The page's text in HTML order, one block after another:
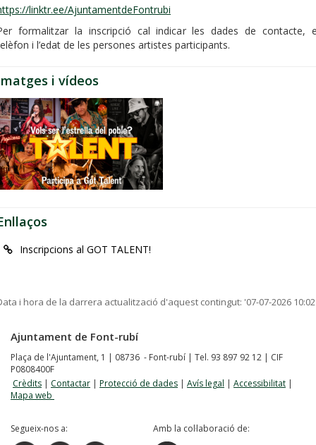
linktr.ee/AjuntamentdeFontrubi
formalitzar la inscripció cal indicar les dades de contacte,
i l’edat de les persones artistes participants.
i vídeos
Inscripcions al GOT TALENT!
i hora de la darrera actualització d'aquest contingut: '07-07-2026 10:02
Ajuntament de Font-rubí
Plaça de l'Ajuntament, 1 | 08736 - Font-rubí | Tel. 93 897 92 12 | CIF
P0808400F
Crèdits | Contactar | Protecció de dades | Avís legal | Accessibilitat |
Mapa web
Segueix-nos a: Amb la col·laboració de: